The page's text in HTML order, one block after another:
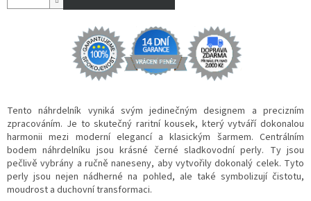
Tento náhrdelník vyniká svým jedinečným designem a precizním
zpracováním. Je to skutečný raritní kousek, který vytváří dokonalou
harmonii mezi moderní elegancí a klasickým šarmem. Centrálním
bodem náhrdelníku jsou krásné černé sladkovodní perly. Ty jsou
pečlivě vybrány a ručně naneseny, aby vytvořily dokonalý celek. Tyto
perly jsou nejen nádherné na pohled, ale také symbolizují čistotu,
moudrost a duchovní transformaci.